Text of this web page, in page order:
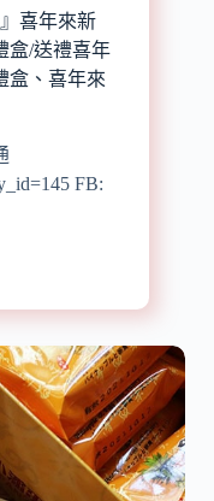
喜年來新
盒/送禮喜年
盒、喜年來
FB: